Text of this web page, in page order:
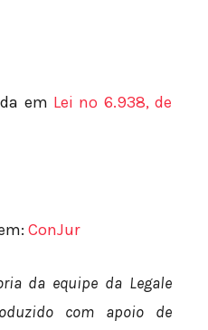
em Lei nº 6.938, de
ConJur
da equipe da Legale
com apoio de